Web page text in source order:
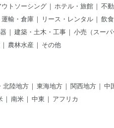
トソーシング ホテル・旅館 不
輸・倉庫 リース・レンタル 飲食
建築・土木・工事 小売（スーパ
農林水産 その他
北陸地方 東海地方 関西地方 中
南米 中東 アフリカ